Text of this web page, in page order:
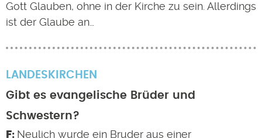
Gott Glauben, ohne in der Kirche zu sein. Allerdings
ist der Glaube an…
LANDESKIRCHEN
Gibt es evangelische Brüder und
Schwestern?
Neulich wurde ein Bruder aus einer